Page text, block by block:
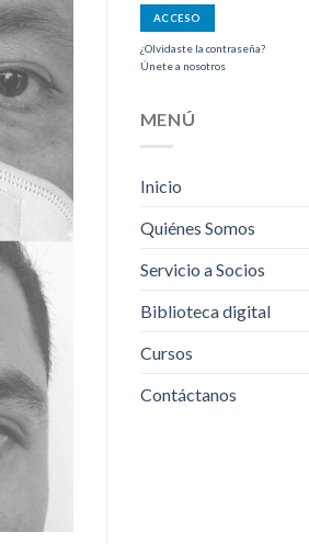
¿Olvidaste la contraseña?
Únete a nosotros
MENÚ
Inicio
Quiénes Somos
Servicio a Socios
Biblioteca digital
Cursos
Contáctanos